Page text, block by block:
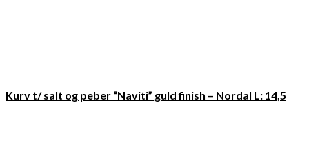
Kurv t/ salt og peber “Naviti” guld finish – Nordal L: 14,5